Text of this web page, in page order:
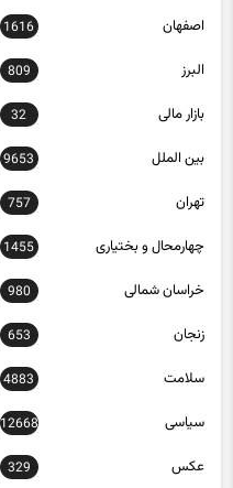
البرز 809
بازار مالی 32
بین الملل 9653
تهران 757
چهارمحال و بختیاری 1455
خراسان شمالی 980
زنجان 653
سلامت 4883
سیاسی 12668
عکس 329
فارس 1244